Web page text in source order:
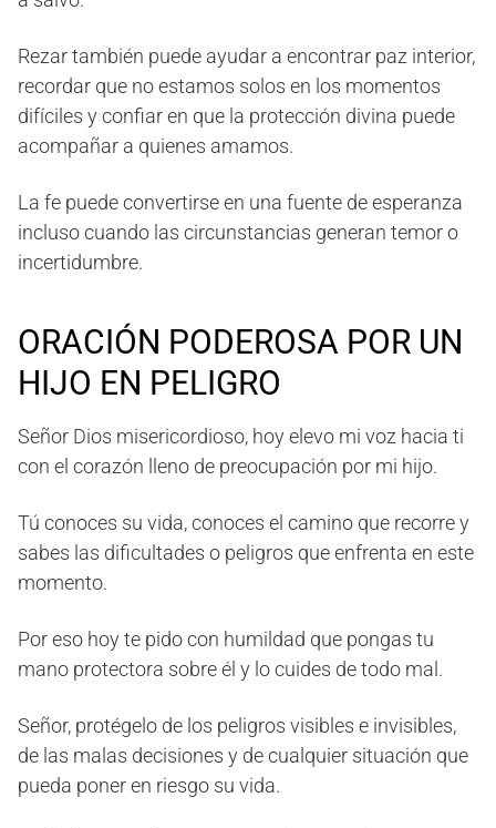
Rezar también puede ayudar a encontrar paz interior,
recordar que no estamos solos en los momentos
difíciles y confiar en que la protección divina puede
acompañar a quienes amamos.
La fe puede convertirse en una fuente de esperanza
incluso cuando las circunstancias generan temor o
incertidumbre.
ORACIÓN PODEROSA POR UN
HIJO EN PELIGRO
Señor Dios misericordioso, hoy elevo mi voz hacia ti
con el corazón lleno de preocupación por mi hijo.
Tú conoces su vida, conoces el camino que recorre y
sabes las dificultades o peligros que enfrenta en este
momento.
Por eso hoy te pido con humildad que pongas tu
mano protectora sobre él y lo cuides de todo mal.
Señor, protégelo de los peligros visibles e invisibles,
de las malas decisiones y de cualquier situación que
pueda poner en riesgo su vida.